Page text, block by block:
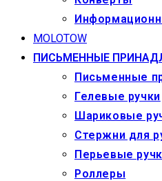
MOLOTOW
ПИСЬМЕННЫЕ
Письменные
Гелевые ручки
Шариковые
Стержни для
Перьевые
Роллеры